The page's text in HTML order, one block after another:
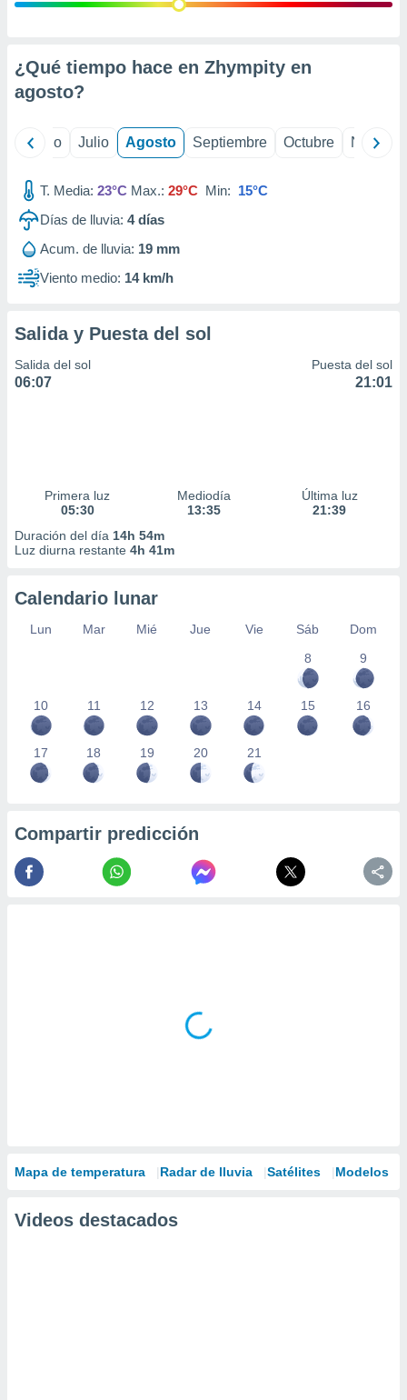
e
mediante
publicidad
de
1199
¿Qué tiempo hace en Zhympity en
agosto?
Junio Julio Agosto Septiembre Octubre
T. Media: 23°C Max.: 29°C Min: 15°C
Días de lluvia: 4días
Acum. de lluvia: 19 mm
Viento medio: 14 km/h
Salida y Puesta del sol
Salida del sol
06:07
Puesta del sol
21:01
Primera luz
05:30
Mediodía
13:35
Última luz
21:39
Duración del día 14h 54m
Luz diurna restante 4h 41m
Calendario lunar
Lun Mar Mié Jue Vie Sáb
Dom
8
9
10 11 12 13 14 15 16
17 18 19 20 21
Compartir predicción
Mapa de temperatura Radar de lluvia Satélites Modelos
Videos destacados